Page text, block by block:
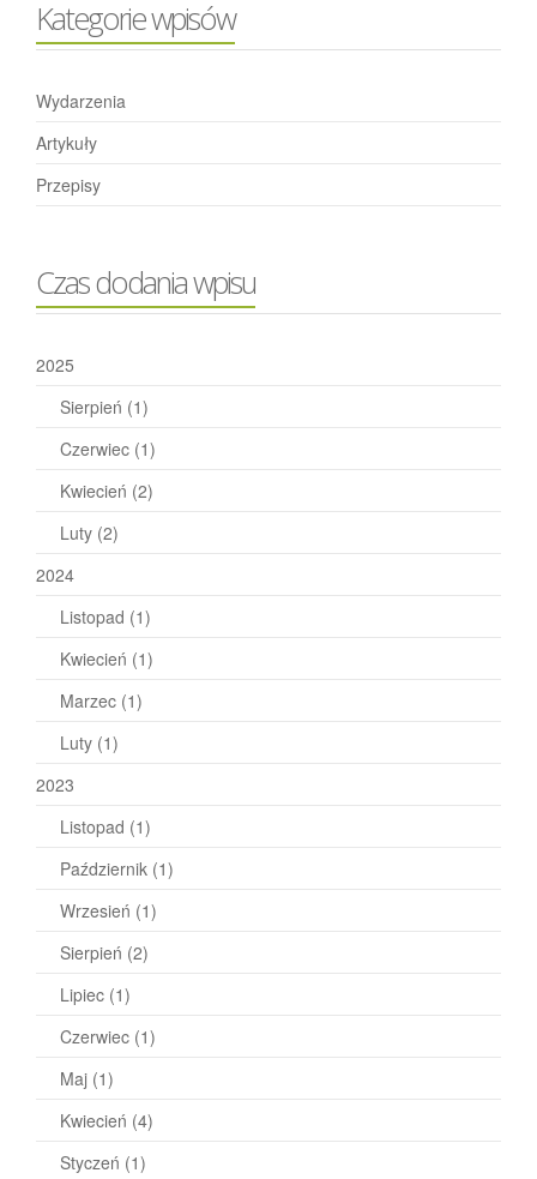
Kategorie wpisów
Wydarzenia
Artykuły
Przepisy
Czas dodania wpisu
2025
Sierpień (1)
Czerwiec (1)
Kwiecień (2)
Luty (2)
2024
Listopad (1)
Kwiecień (1)
Marzec (1)
Luty (1)
2023
Listopad (1)
Październik (1)
Wrzesień (1)
Sierpień (2)
Lipiec (1)
Czerwiec (1)
Maj (1)
Kwiecień (4)
Styczeń (1)